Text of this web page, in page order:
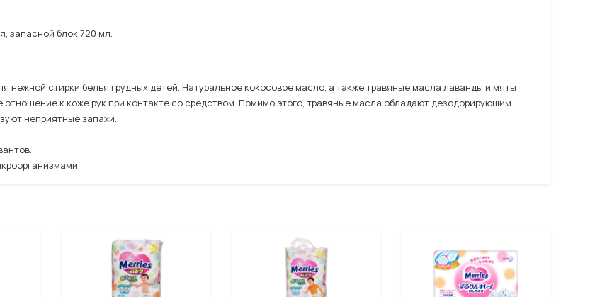
запасной блок 720 мл.
нежной стирки белья грудных детей. Натуральное кокосовое масло, а также травяные масла лаванды и мяты
к коже рук при контакте со средством. Помимо этого, травяные масла обладают дезодорирующим
неприятные запахи.